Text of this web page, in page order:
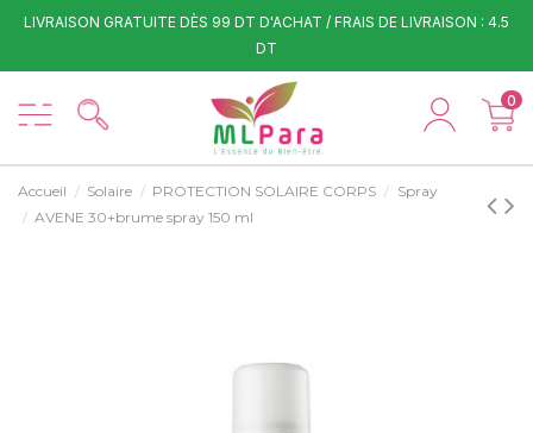
LIVRAISON GRATUITE DÈS 99 DT D'ACHAT / FRAIS DE LIVRAISON : 4.5
DT
0
Accueil Solaire PROTECTION SOLAIRE CORPS
Spray
AVENE 30+brume spray 150 ml